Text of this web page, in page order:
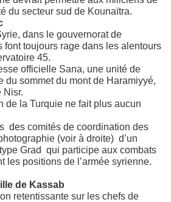
du secteur sud de Kounaïtra.
dans le gouvernorat de
font toujours rage dans les alentours
45.
officielle Sana, une unité de
du sommet du mont de Haramiyyé,
Nisr.
de la Turquie ne fait plus aucun
des comités de coordination des
(voir à droite) d’un
Grad qui participe aux combats
les positions de l’armée syrienne.
de Kassab
retentissante sur les chefs de